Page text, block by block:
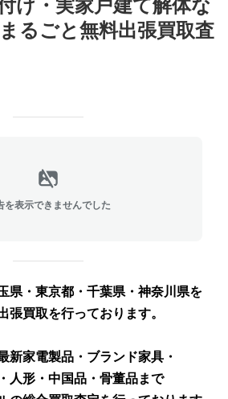
け・実家戸建て解体な
るごと無料出張買取査
を表示できませんでした
県・東京都・千葉県・神奈川県を
張買取を行っております。
新家電製品・ブランド家具・
人形・中国品・骨董品まで